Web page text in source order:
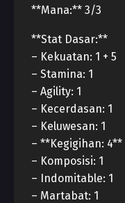
**Mana:** 3/3
**Stat Dasar:**
– Kekuatan: 1 + 5
– Stamina: 1
– Agility: 1
– Kecerdasan: 1
– Keluwesan: 1
– **Kegigihan: 4**
– Komposisi: 1
– Indomitable: 1
– Martabat: 1